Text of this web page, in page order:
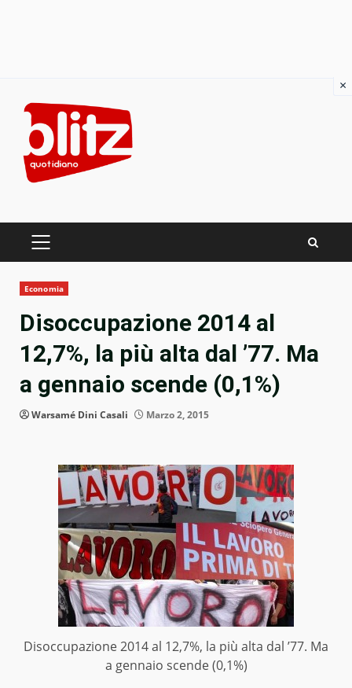
content
PRIMARY
Economia
Disoccupazione 2014 al
12,7%, la più alta dal ’77. Ma
a gennaio scende (0,1%)
Warsamé Dini Casali Marzo 2, 2015
Disoccupazione 2014 al 12,7%, la più alta dal ’77. Ma
a gennaio scende (0,1%)
×